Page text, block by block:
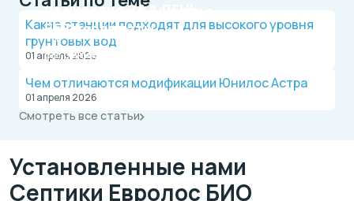
на участкеЗА 1 ДЕНЬ
Официальный дилер, работаем по договору.
Оплата после монтажа.
Рассрочка на 4 месяца
БЕЗ переплаты
Выгодные условия на монтаж канализации и
Какие станции подходят для высокого уровня
грунтовых вод
01 апреля 2026
Чем отличаются модификации Юнилос Астра
01 апреля 2026
Смотреть все статьи
Установленные нами
Септики Евролос БИО